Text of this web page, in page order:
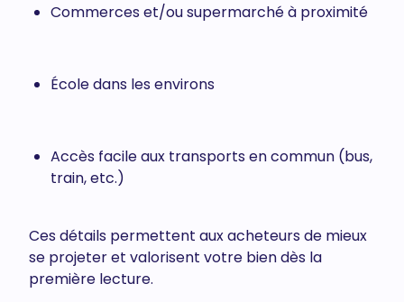
Commerces et/ou supermarché à proximité
École dans les environs
Accès facile aux transports en commun (bus,
train, etc.)
Ces détails permettent aux acheteurs de mieux
se projeter et valorisent votre bien dès la
première lecture.